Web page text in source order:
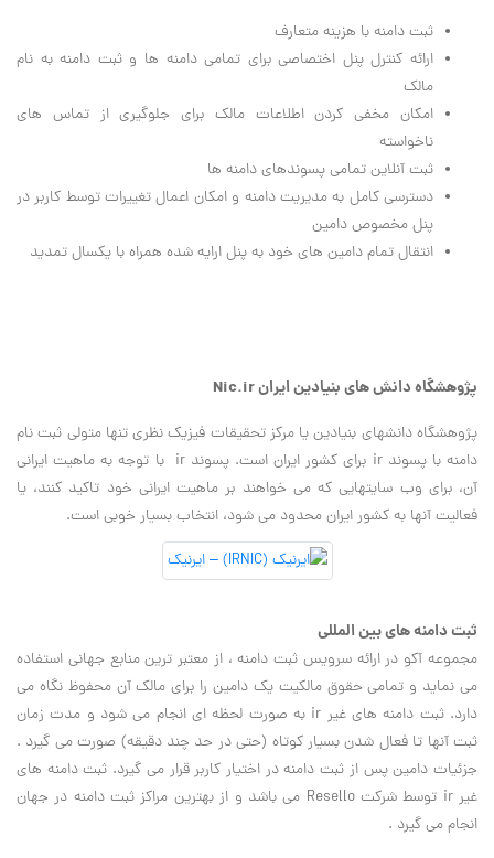
ثبت دامنه با هزینه متعارف
ارائه کنترل پنل اختصاصی برای تمامی دامنه ها و ثبت دامنه به نام
مالک
امکان مخفی کردن اطلاعات مالک برای جلوگیری از تماس های
ناخواسته
ثبت آنلاین تمامی پسوندهای دامنه ها
دسترسی کامل به مدیریت دامنه و امکان اعمال تغییرات توسط کاربر در
پنل مخصوص دامین
انتقال تمام دامین های خود به پنل ارایه شده همراه با یکسال تمدید
پژوهشگاه دانش های بنیادین ایران Nic.ir
پژوهشگاه دانشهای بنیادین یا مرکز تحقیقات فیزیک نظری تنها متولی ثبت نام
دامنه با پسوند ir برای کشور ایران است. پسوند ir با توجه به ماهیت ایرانی
آن، برای وب سایتهایی که می خواهند بر ماهیت ایرانی خود تاکید کنند، یا
فعالیت آنها به کشور ایران محدود می شود، انتخاب بسیار خوبی است.
ثبت دامنه های بین المللی
مجموعه آکو در ارائه سرویس ثبت دامنه ، از معتبر ترین منابع جهانی استفاده
می نماید و تمامی حقوق مالکیت یک دامین را برای مالک آن محفوظ نگاه می
دارد. ثبت دامنه های غیر ir به صورت لحظه ای انجام می شود و مدت زمان
ثبت آنها تا فعال شدن بسیار کوتاه (حتی در حد چند دقیقه) صورت می گیرد .
جزئیات دامین پس از ثبت دامنه در اختیار کاربر قرار می گیرد. ثبت دامنه های
غیر ir توسط شرکت Resello می باشد و از بهترین مراکز ثبت دامنه در جهان
انجام می گیرد .